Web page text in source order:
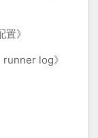
置》
runner log》